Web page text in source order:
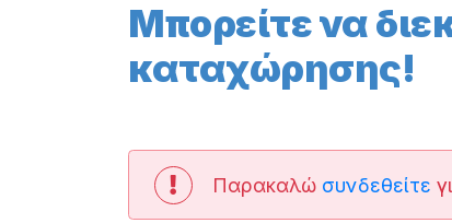
Μπορείτε να
καταχώρησης!
Παρακαλώ συνδεθείτε